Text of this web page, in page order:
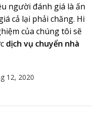
người đánh giá là ấn
cả lại phải chăng. Hi
của chúng tôi sẽ
dịch vụ chuyển nhà
12, 2020